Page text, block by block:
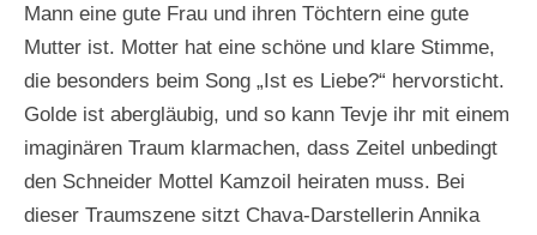
Mann eine gute Frau und ihren Töchtern eine gute
Mutter ist. Motter hat eine schöne und klare Stimme,
die besonders beim Song „Ist es Liebe?“ hervorsticht.
Golde ist abergläubig, und so kann Tevje ihr mit einem
imaginären Traum klarmachen, dass Zeitel unbedingt
den Schneider Mottel Kamzoil heiraten muss. Bei
dieser Traumszene sitzt Chava-Darstellerin Annika